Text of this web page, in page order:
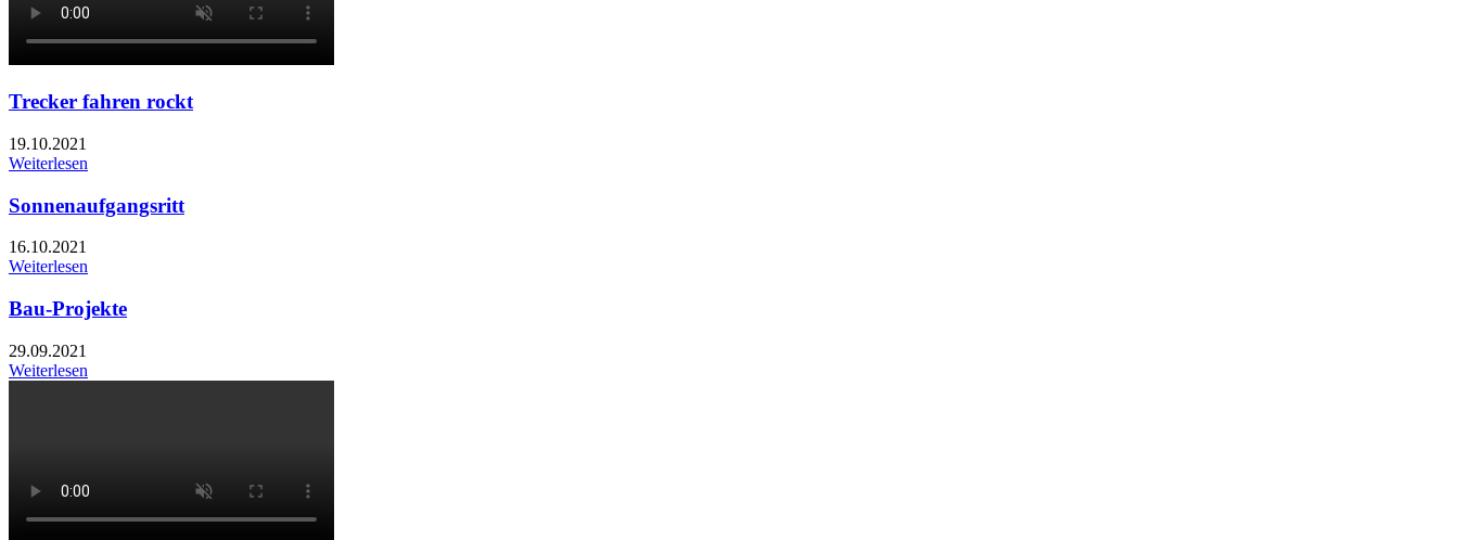
Trecker fahren rockt
19.10.2021
Weiterlesen
Sonnenaufgangsritt
16.10.2021
Weiterlesen
Bau-Projekte
29.09.2021
Weiterlesen